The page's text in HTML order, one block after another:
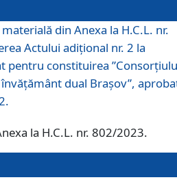
din Anexa la H.C.L. nr.
Actului adițional nr. 2 la
pentru constituirea
dual Brașov”,
la H.C.L. nr. 802/2023.